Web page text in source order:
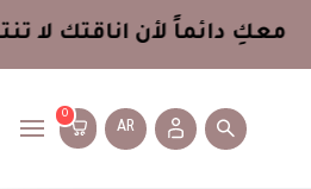
معكِ دائماً لأن اناقتك لا
AR
0